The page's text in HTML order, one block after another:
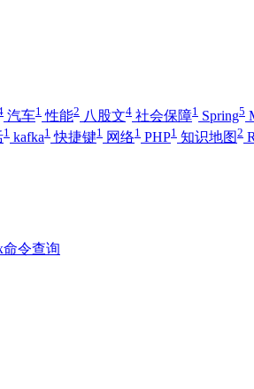
汽车1 性能2 八股文4 社会保障1 Spring5
1 kafka1 快捷键1 网络1 PHP1 知识地图2
命令查询